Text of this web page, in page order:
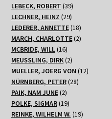
Produkte
LEBECK, ROBERT 3939
Produkte
LECHNER, HEINZ 2929
Produkte
LEDERER, ANNETTE 1818
Produkte
MARCH, CHARLOTTE 22
MCBRIDE, WILL 1616
Produkte
MEUSSLING, DIRK 22
Produkte
MUELLER, JOERG VON 1212
NÜRNBERG, PETER 2828
PAIK, NAM JUNE 22
Produkte
POLKE, SIGMAR 1919
Produkte
REINKE, WILHELM W. 1919